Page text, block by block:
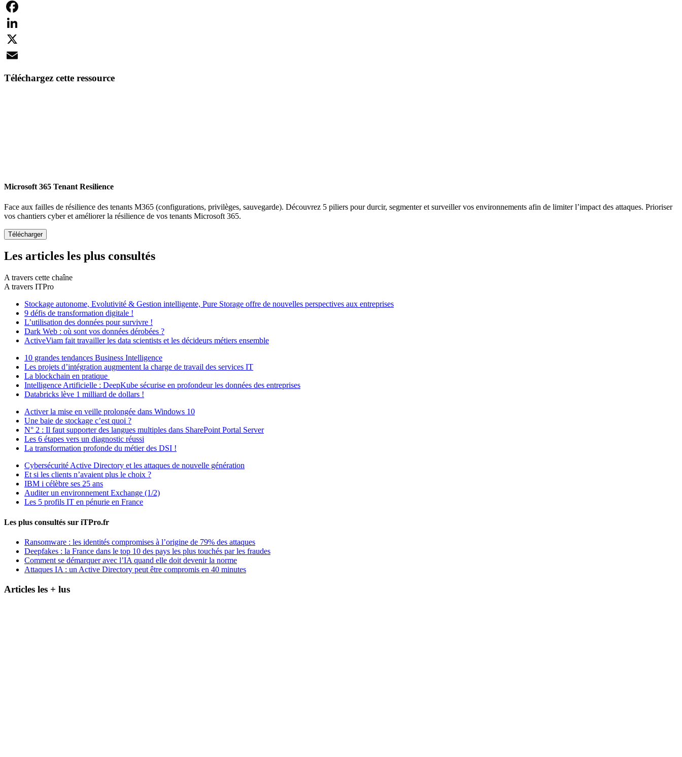
Facebook
LinkedIn
X
Téléchargez cette ressource
Microsoft 365 Tenant Resilience
Face aux failles de résilience des tenants M365 (configurations, privilèges, sauvegarde). Découvrez 5 piliers pour durcir, segmenter et surveiller vos environnements afin de limiter l’impact des attaques. Prioriser
vos chantiers cyber et améliorer la résilience de vos tenants Microsoft 365.
Les articles les plus consultés
A travers cette chaîne
A travers ITPro
Stockage autonome, Evolutivité & Gestion intelligente, Pure Storage offre de nouvelles perspectives aux entreprises
9 défis de transformation digitale !
L’utilisation des données pour survivre !
Dark Web : où sont vos données dérobées ?
ActiveViam fait travailler les data scientists et les décideurs métiers ensemble
10 grandes tendances Business Intelligence
Les projets d’intégration augmentent la charge de travail des services IT
La blockchain en pratique
Intelligence Artificielle : DeepKube sécurise en profondeur les données des entreprises
Databricks lève 1 milliard de dollars !
Activer la mise en veille prolongée dans Windows 10
Une baie de stockage c’est quoi ?
N° 2 : Il faut supporter des langues multiples dans SharePoint Portal Server
Les 6 étapes vers un diagnostic réussi
La transformation profonde du métier des DSI !
Cybersécurité Active Directory et les attaques de nouvelle génération
Et si les clients n’avaient plus le choix ?
IBM i célèbre ses 25 ans
Auditer un environnement Exchange (1/2)
Les 5 profils IT en pénurie en France
Les plus consultés sur iTPro.fr
Ransomware : les identités compromises à l’origine de 79% des attaques
Deepfakes : la France dans le top 10 des pays les plus touchés par les fraudes
Comment se démarquer avec l’IA quand elle doit devenir la norme
Attaques IA : un Active Directory peut être compromis en 40 minutes
Articles les + lus